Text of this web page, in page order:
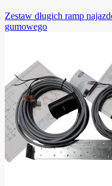
Zestaw długich ramp
gumowego